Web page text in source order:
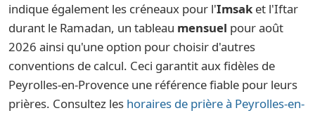
indique également les créneaux pour l'Imsak et l'Iftar
durant le Ramadan, un tableau mensuel pour août
2026 ainsi qu'une option pour choisir d'autres
conventions de calcul. Ceci garantit aux fidèles de
Peyrolles-en-Provence une référence fiable pour leurs
prières. Consultez les horaires de prière à Peyrolles-en-